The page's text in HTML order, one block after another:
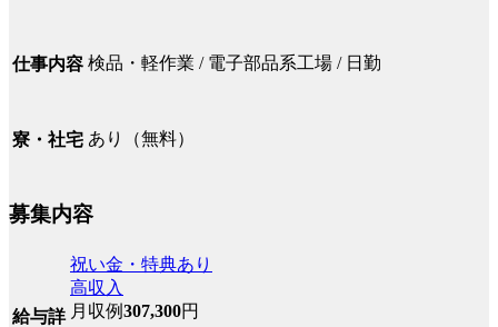
仕事内容 検品・軽作業 / 電子部品系工場 / 日勤
寮・社宅 あり（無料）
募集内容
給与詳
祝い金・特典あり
高収入
月収例307,300円